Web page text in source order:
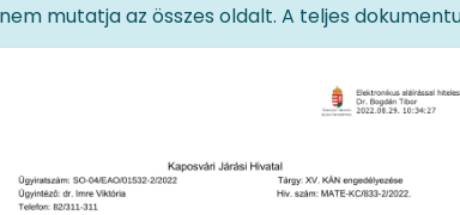
mutatja az összes oldalt. A teljes